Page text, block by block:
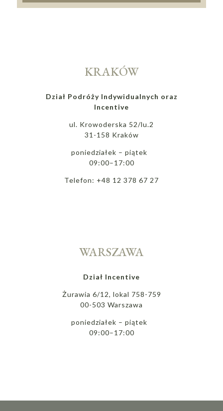
KRAKÓW
Dział Podróży Indywidualnych oraz
Incentive
ul. Krowoderska 52/lu.2
31-158 Kraków
poniedziałek – piątek
09:00–17:00
Telefon: +48 12 378 67 27
WARSZAWA
Dział Incentive
Żurawia 6/12, lokal 758-759
00-503 Warszawa
poniedziałek – piątek
09:00–17:00